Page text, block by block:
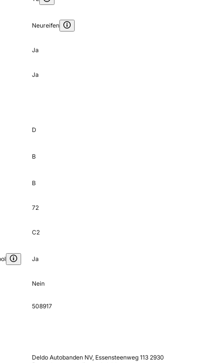
Neureifen
Ja
Ja
D
B
B
72
C2
Ja
Nein
508917
Deldo Autobanden NV, Essensteenweg 113 2930